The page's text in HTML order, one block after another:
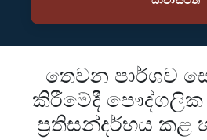
තෙවන පාර්ශව
කිරීමේදී පෞද්ගලික
ප්‍රතිසන්දර්භය කළ